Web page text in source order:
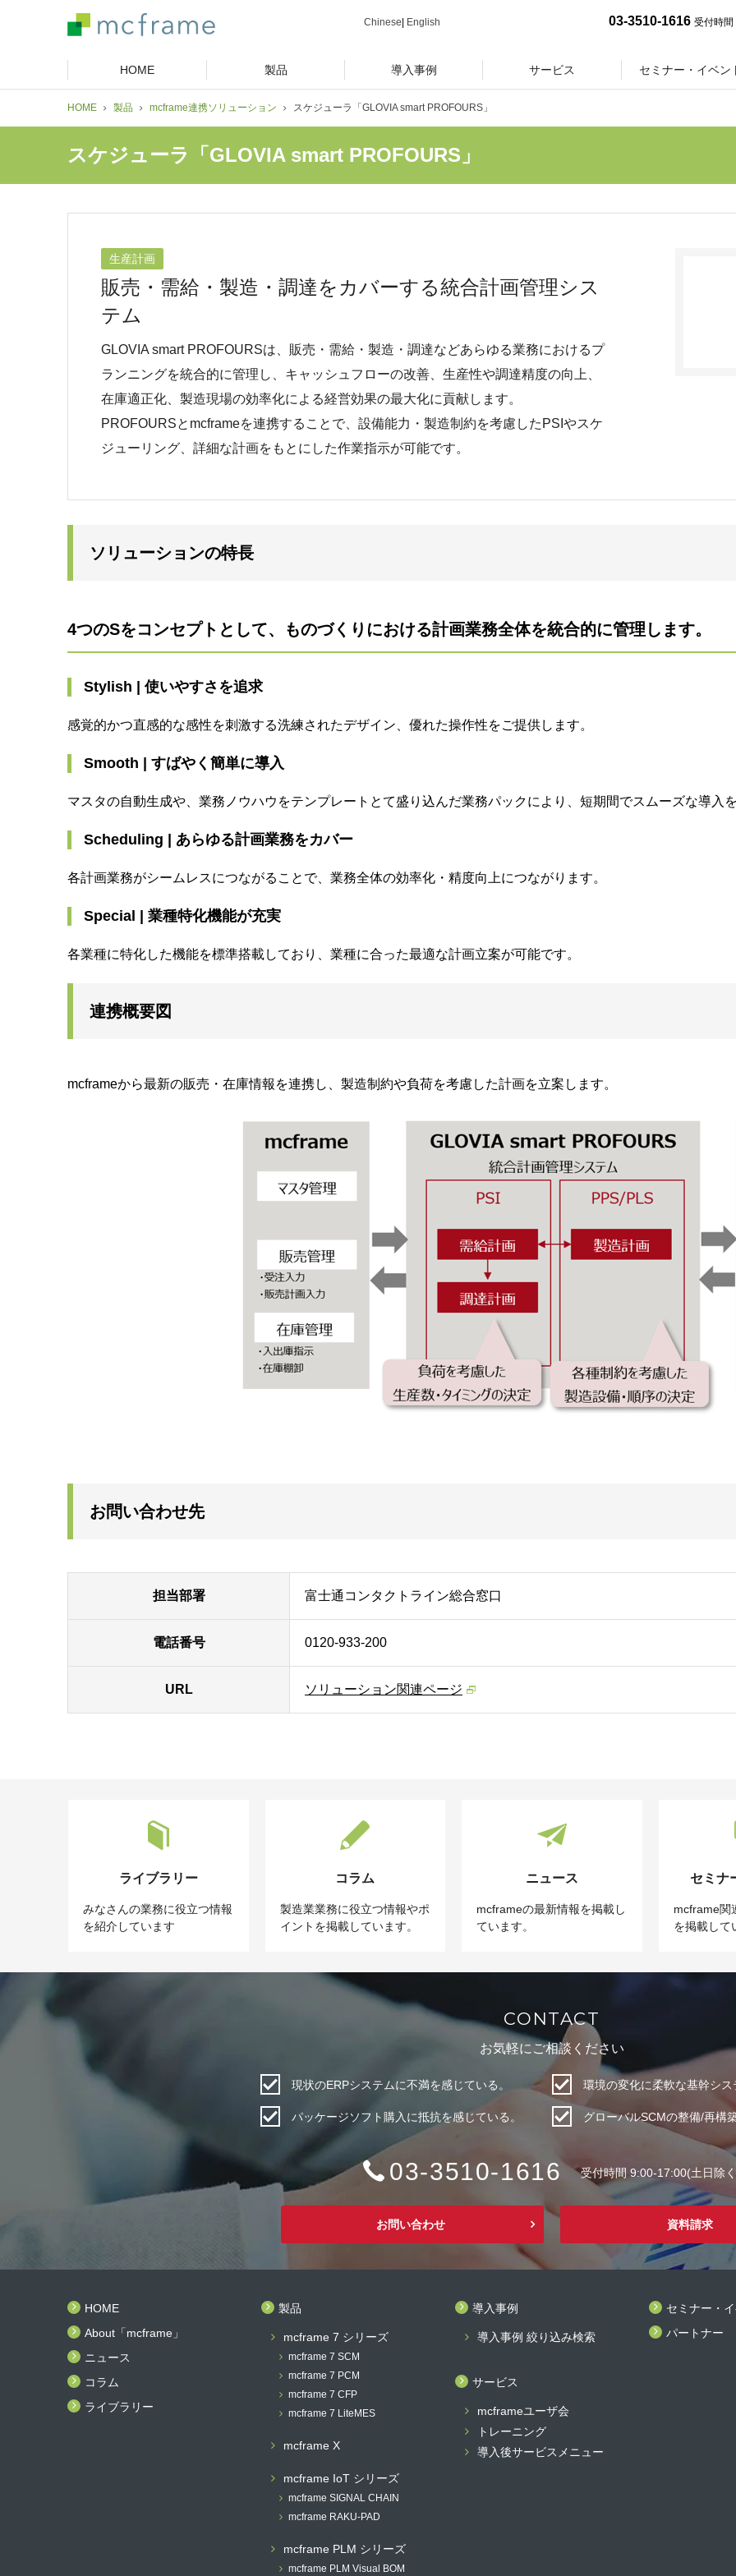
Chinese English 03-3510-1616 受付時間
HOME 製品 導入事例 サービス セミナー・イベン
HOME 製品 mcframe連携ソリューション スケジューラ「GLOVIA smart PROFOURS」
スケジューラ「GLOVIA smart PROFOURS」
生産計画
販売・需給・製造・調達をカバーする統合計画管理シス
テム
GLOVIA smart PROFOURSは、販売・需給・製造・調達などあらゆる業務におけるプ
ランニングを統合的に管理し、キャッシュフローの改善、生産性や調達精度の向上、
在庫適正化、製造現場の効率化による経営効果の最大化に貢献します。
PROFOURSとmcframeを連携することで、設備能力・製造制約を考慮したPSIやスケ
ジューリング、詳細な計画をもとにした作業指示が可能です。
ソリューションの特長
4つのSをコンセプトとして、ものづくりにおける計画業務全体を統合的に管理します。
Stylish | 使いやすさを追求
感覚的かつ直感的な感性を刺激する洗練されたデザイン、優れた操作性をご提供します。
Smooth | すばやく簡単に導入
マスタの自動生成や、業務ノウハウをテンプレートとて盛り込んだ業務パックにより、短期間でスムーズな導入を
Scheduling | あらゆる計画業務をカバー
各計画業務がシームレスにつながることで、業務全体の効率化・精度向上につながります。
Special | 業種特化機能が充実
各業種に特化した機能を標準搭載しており、業種に合った最適な計画立案が可能です。
連携概要図
mcframeから最新の販売・在庫情報を連携し、製造制約や負荷を考慮した計画を立案します。
お問い合わせ先
担当部署 富士通コンタクトライン総合窓口
電話番号 0120-933-200
URL ソリューション関連ページ
ライブラリー
みなさんの業務に役立つ情報
を紹介しています
コラム
製造業業務に役立つ情報やポ
イントを掲載しています。
ニュース
mcframeの最新情報を掲載し
ています。
セミナ
mcframe関
を掲載して
CONTACT
お気軽にご相談ください
現状のERPシステムに不満を感じている。 環境の変化に柔軟な基幹シス
パッケージソフト購入に抵抗を感じている。 グローバルSCMの整備/再構
03-3510-1616 受付時間 9:00-17:00(土日除
お問い合わせ 資料請求
HOME
About「mcframe」
ニュース
コラム
ライブラリー
製品
mcframe 7 シリーズ
mcframe 7 SCM
mcframe 7 PCM
mcframe 7 CFP
mcframe 7 LiteMES
mcframe X
mcframe IoT シリーズ
mcframe SIGNAL CHAIN
mcframe RAKU-PAD
mcframe PLM シリーズ
mcframe PLM Visual BOM
導入事例
導入事例 絞り込み検索
サービス
mcframeユーザ会
トレーニング
導入後サービスメニュー
セミナー・
パートナー